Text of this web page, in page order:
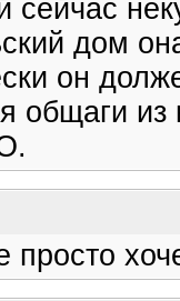
сейчас
дом
он
общаги из
просто